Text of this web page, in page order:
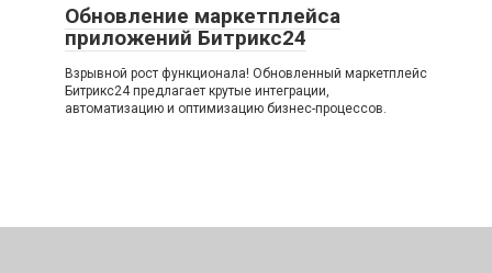
Обновление маркетплейса
приложений Битрикс24
Взрывной рост функционала! Обновленный маркетплейс
Битрикс24 предлагает крутые интеграции,
автоматизацию и оптимизацию бизнес-процессов.